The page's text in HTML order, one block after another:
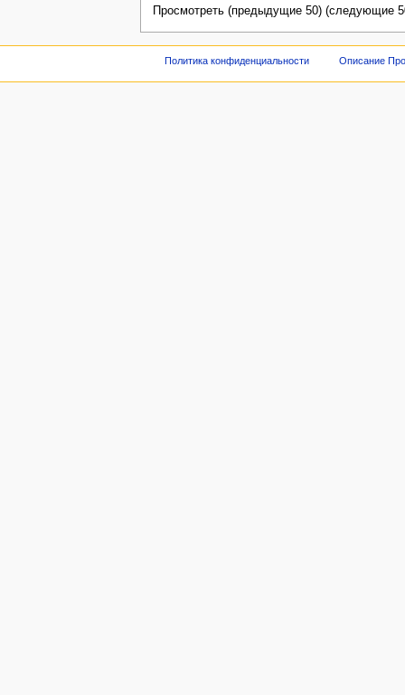
Просмотреть (предыдущие 50) (следующие
Политика конфиденциальности Описание